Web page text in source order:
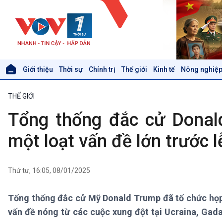
Giới thiệu Thời sự Chính trị Thế giới Kinh tế Nông
Thời sự 12h
Thời sự 18h
Thời sự 21h30
Bản tin
Xã hội
Tin Đời sống & Xã hội
Khoa học & Công nghệ
Tin Khoa học & Công nghệ
THẾ GIỚI
Tổng thống đắc cử
một loạt vấn đề lớn trước
Thứ tư, 16:05, 08/01/2025
Tổng thống đắc cử Mỹ Donald Trump đã tổ chức
vấn đề nóng từ các cuộc xung đột tại Ucraina,